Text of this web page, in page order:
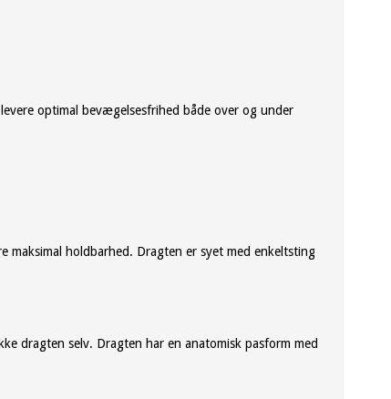
optimal bevægelsesfrihed både over og under
holdbarhed. Dragten er syet med enkeltsting
dragten selv. Dragten har en anatomisk pasform med